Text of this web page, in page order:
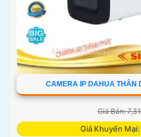
CAMERA IP DAHUA THÂN
Giá Bán:
Giá Khuyến